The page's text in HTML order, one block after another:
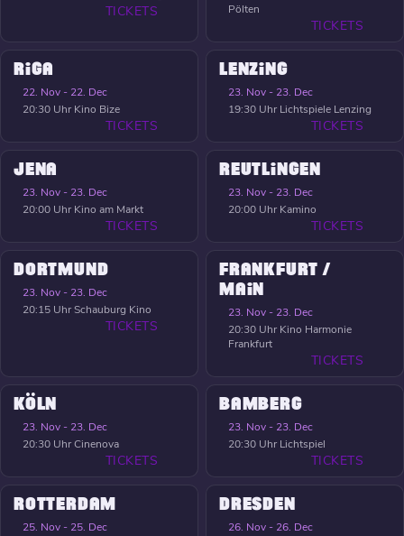
TICKETS
Pölten
TICKETS
RIGA
22. Nov - 22. Dec
20:30 Uhr Kino Bize
TICKETS
LENZING
23. Nov - 23. Dec
19:30 Uhr Lichtspiele Lenzing
TICKETS
JENA
23. Nov - 23. Dec
20:00 Uhr Kino am Markt
TICKETS
REUTLINGEN
23. Nov - 23. Dec
20:00 Uhr Kamino
TICKETS
DORTMUND
23. Nov - 23. Dec
20:15 UhrSchauburg Kino
TICKETS
FRANKFURT /
MAIN
23. Nov - 23. Dec
20:30 Uhr Kino Harmonie
Frankfurt
TICKETS
KÖLN
23. Nov - 23. Dec
20:30 UhrCinenova
TICKETS
BAMBERG
23. Nov - 23. Dec
20:30 Uhr Lichtspiel
TICKETS
ROTTERDAM
25. Nov - 25. Dec
DRESDEN
26. Nov - 26. Dec